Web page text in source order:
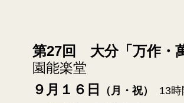
第27回 大分「万作・
園能楽堂
９月１６日
（月・祝） 13